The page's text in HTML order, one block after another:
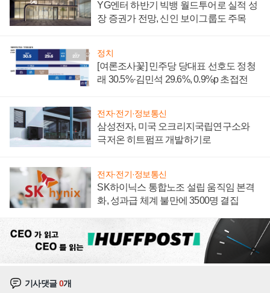
YG엔터 하반기 빅뱅 월드투어로 실적 성
장 증권가 전망, 신인 보이그룹도 주목
정치
[여론조사꽃] 민주당 당대표 선호도 정청
래 30.5%·김민석 29.6%, 0.9%p 초접전
전자·전기·정보통신
삼성전자, 미국 오크리지국립연구소와
극저온 히트펌프 개발하기로
전자·전기·정보통신
SK하이닉스 통합노조 설립 움직임 본격
화, 성과급 체계 불만에 3500명 결집
기사댓글0개